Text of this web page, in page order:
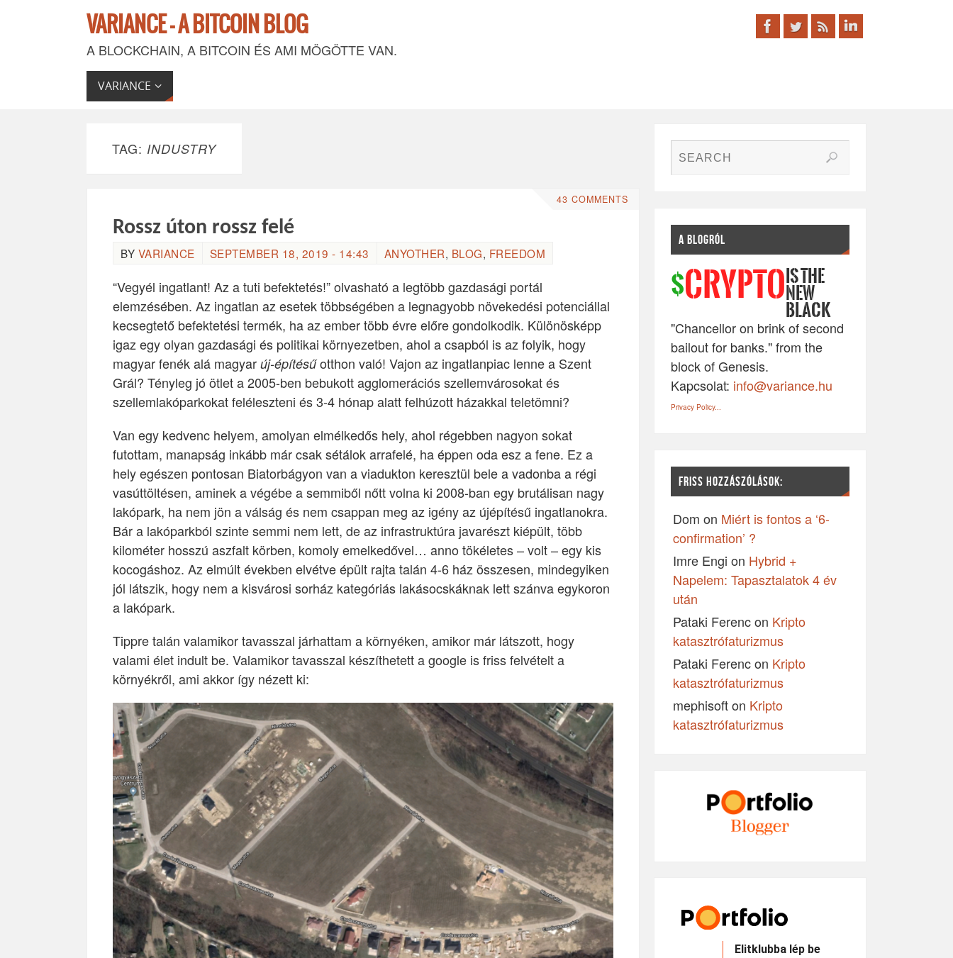
VARIANCE - A BITCOIN BLOG
A BLOCKCHAIN, A BITCOIN ÉS AMI MÖGÖTTE VAN.
VARIANCE
TAG: INDUSTRY
43 COMMENTS
Rossz úton rossz felé
BY VARIANCE SEPTEMBER 18, 2019 - 14:43 ANYOTHER, BLOG, FREEDOM
“Vegyél ingatlant! Az a tuti befektetés!” olvasható a legtöbb gazdasági portál
elemzésében. Az ingatlan az esetek többségében a legnagyobb növekedési potenciállal
kecsegtető befektetési termék, ha az ember több évre előre gondolkodik. Különösképp
igaz egy olyan gazdasági és politikai környezetben, ahol a csapból is az folyik, hogy
magyar fenék alá magyar új-építésűotthon való! Vajon az ingatlanpiac lenne a Szent
Grál? Tényleg jó ötlet a 2005-ben bebukott agglomerációs szellemvárosokat és
szellemlakóparkokat feléleszteni és 3-4 hónap alatt felhúzott házakkal teletömni?
Van egy kedvenc helyem, amolyan elmélkedős hely, ahol régebben nagyon sokat
futottam, manapság inkább már csak sétálok arrafelé, ha éppen oda esz a fene. Ez a
hely egészen pontosan Biatorbágyon van a viadukton keresztül bele a vadonba a régi
vasúttöltésen, aminek a végébe a semmiből nőtt volna ki 2008-ban egy brutálisan nagy
lakópark, ha nem jön a válság és nem csappan meg az igény az újépítésű ingatlanokra.
Bár a lakóparkból szinte semmi nem lett, de az infrastruktúra javarészt kiépült, több
kilométer hosszú aszfalt körben, komoly emelkedővel… anno tökéletes – volt – egy kis
kocogáshoz. Az elmúlt években elvétve épült rajta talán 4-6 ház összesen, mindegyiken
jól látszik, hogy nem a kisvárosi sorház kategóriás lakásocskáknak lett szánva egykoron
a lakópark.
Tippre talán valamikor tavasszal járhattam a környéken, amikor már látszott, hogy
valami élet indult be. Valamikor tavasszal készíthetett a google is friss felvételt a
környékről, ami akkor így nézett ki:
A BLOGRÓL
$CRYPTO IS THE
NEW
BLACK
"Chancellor on brink of second
bailout for banks." from the
block of Genesis.
Kapcsolat: info@variance.hu
Privacy Policy...
FRISS HOZZÁSZÓLÁSOK:
Dom on Miért is fontos a ‘6-
confirmation’ ?
Imre Engi on Hybrid +
Napelem: Tapasztalatok 4 év
után
Pataki Ferencon Kripto
katasztrófaturizmus
Pataki Ferencon Kripto
katasztrófaturizmus
mephisofton Kripto
katasztrófaturizmus
Elitklubba lép be